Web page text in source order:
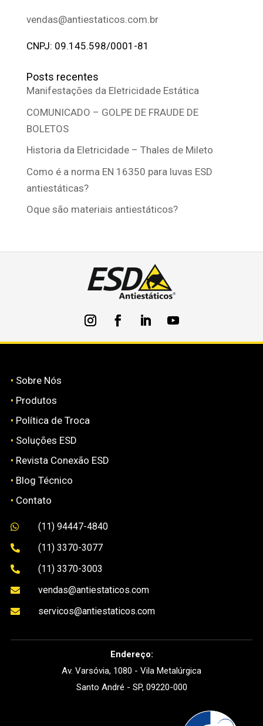
vendas@antiestaticos.com.br
CNPJ: 09.145.598/0001-81
Posts recentes
Manifestações da Eletricidade Estática
COMUNICADO – GOLPE DE FRAUDE DE
BOLETOS
Historia da Eletricidade – Thales de Mileto
Como é a norma EN 16350 para luvas ESD
antiestáticas?
Oque são materiais antiestáticos?
• Sobre Nós
• Produtos
• Política de Troca
• Soluções ESD
• Revista Conexão ESD
• Blog Técnico
• Contato
 (11) 94447-4840
 (11) 3370-3077
 (11) 3370-3003
 vendas@antiestaticos.com
 servicos@antiestaticos.com
Endereço:
Av. Varsóvia, 1080 - Vila Metalúrgica
Santo André - SP, 09220-000